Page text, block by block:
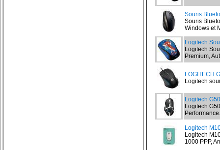
Souris
Souris
Windows et
Logitech
Logitech
Premium,
LOGITECH
Logitech
Logitech
Logitech
Logitech
Logitech
1000 PPP,